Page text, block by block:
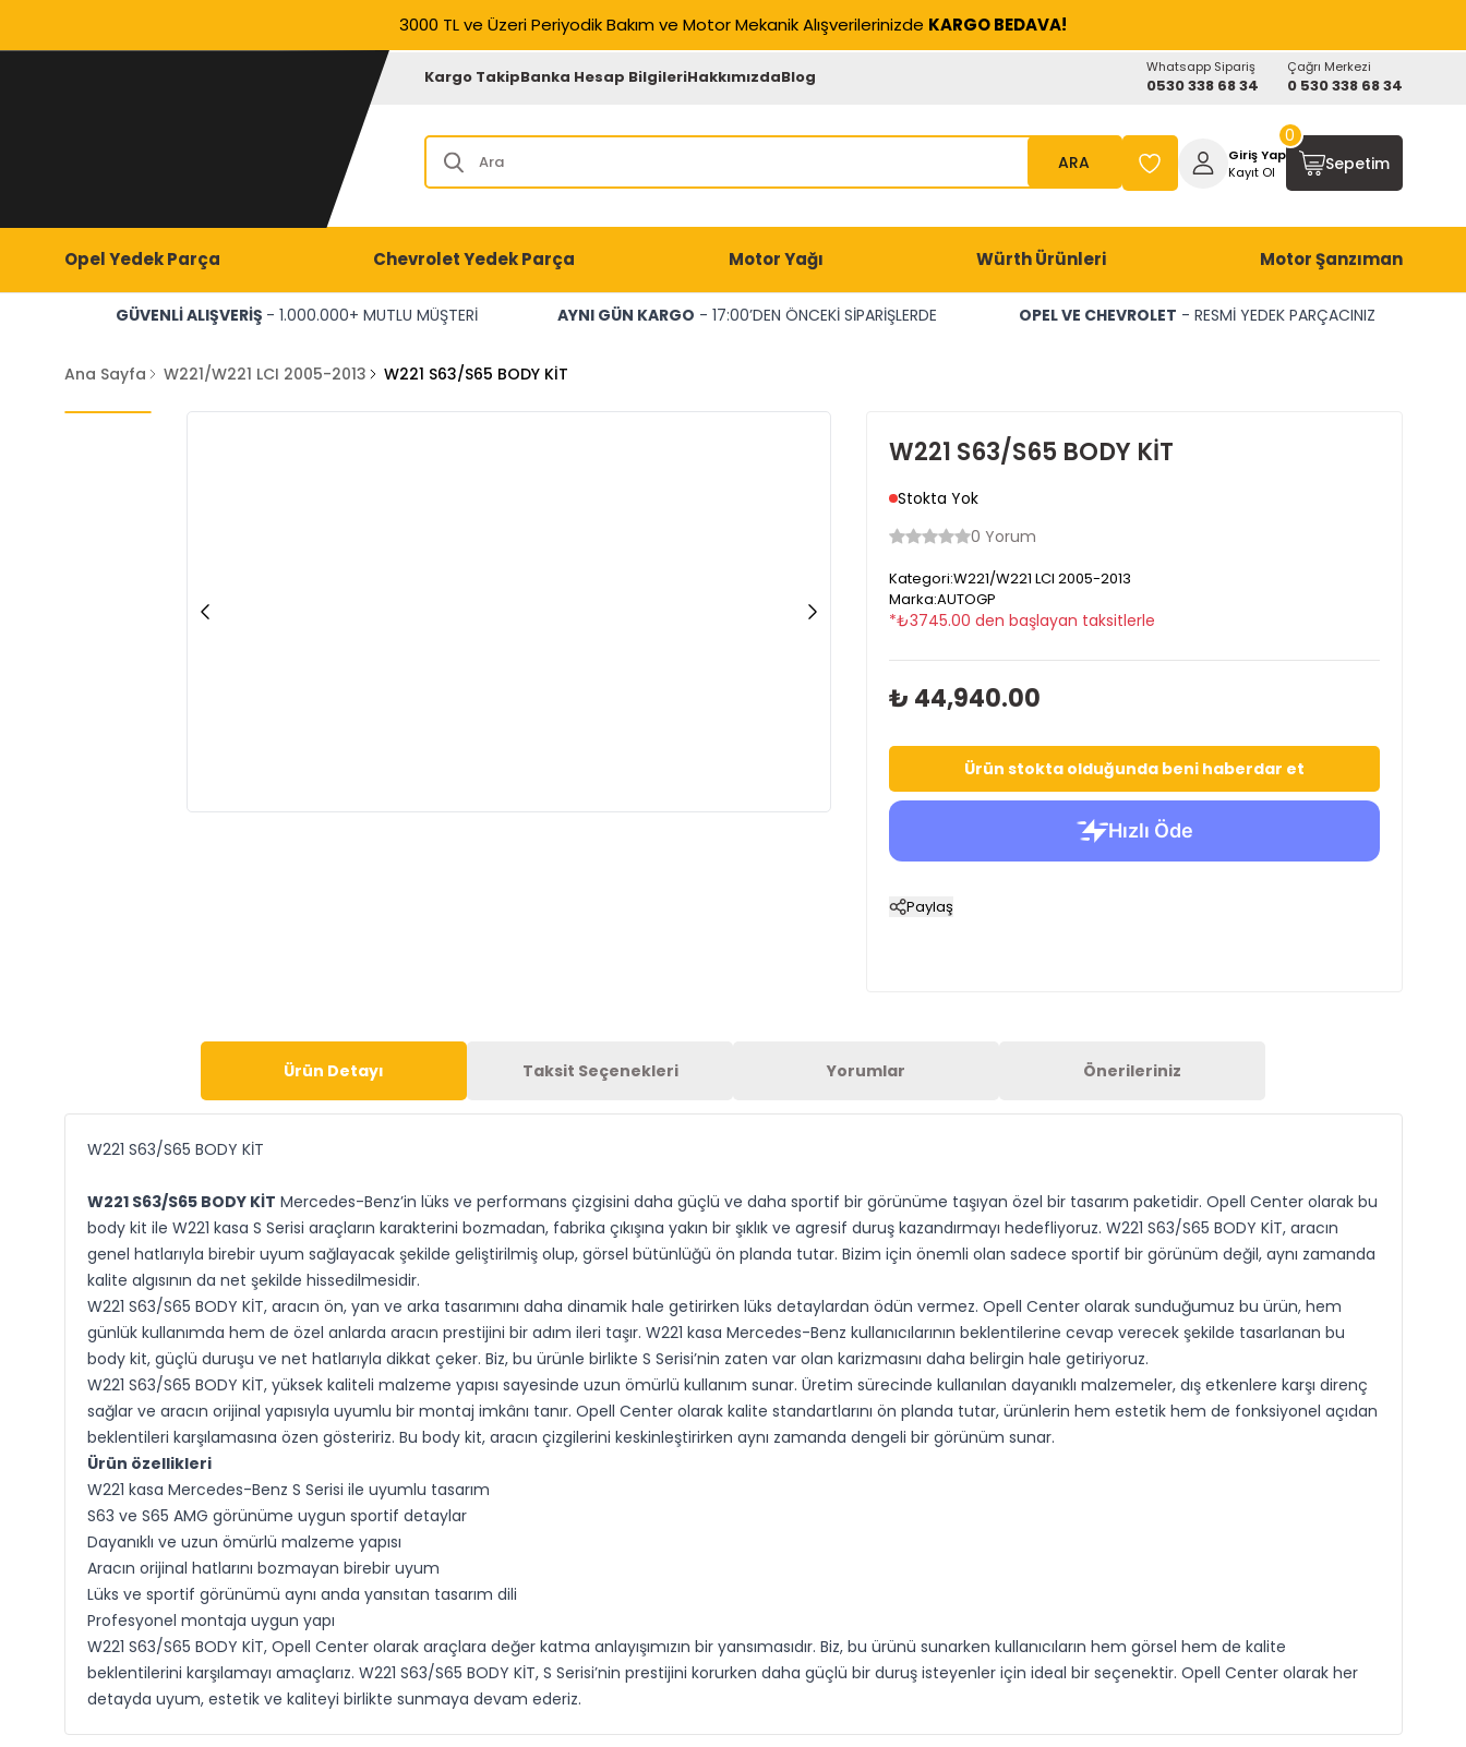
3000 TL ve Üzeri Periyodik Bakım ve Motor Mekanik Alışverilerinizde KARGO BEDAVA!
Kargo TakipBanka Hesap BilgileriHakkımızdaBlog Whatsapp Sipariş
0530 338 68 34
Çağrı Merkezi
0 530 338 68 34
ARA
Giriş Yap
Kayıt Ol
Sepetim
0
Opel Yedek Parça Chevrolet Yedek Parça Motor Yağı Würth Ürünleri Motor Şanzıman
GÜVENLİ ALIŞVERİŞ - 1.000.000+ MUTLU MÜŞTERİ AYNI GÜN KARGO - 17:00’DEN ÖNCEKİ SİPARİŞLERDE OPEL VE CHEVROLET - RESMİ YEDEK PARÇACINIZ
Ana Sayfa W221/W221 LCI 2005-2013 W221 S63/S65 BODY KİT
W221 S63/S65 BODY KİT
Stokta Yok
0 Yorum
Kategori:W221/W221 LCI 2005-2013
Marka:AUTOGP
*₺3745.00 den başlayan taksitlerle
₺ 44,940.00
Ürün stokta olduğunda beni haberdar et
Paylaş
Ürün Detayı Taksit Seçenekleri Yorumlar Önerileriniz
W221 S63/S65 BODY KİT
W221 S63/S65 BODY KİT Mercedes-Benz’in lüks ve performans çizgisini daha güçlü ve daha sportif bir görünüme taşıyan özel bir tasarım paketidir. Opell Center olarak bu
body kit ile W221 kasa S Serisi araçların karakterini bozmadan, fabrika çıkışına yakın bir şıklık ve agresif duruş kazandırmayı hedefliyoruz. W221 S63/S65 BODY KİT, aracın
genel hatlarıyla birebir uyum sağlayacak şekilde geliştirilmiş olup, görsel bütünlüğü ön planda tutar. Bizim için önemli olan sadece sportif bir görünüm değil, aynı zamanda
kalite algısının da net şekilde hissedilmesidir.
W221 S63/S65 BODY KİT, aracın ön, yan ve arka tasarımını daha dinamik hale getirirken lüks detaylardan ödün vermez. Opell Center olarak sunduğumuz bu ürün, hem
günlük kullanımda hem de özel anlarda aracın prestijini bir adım ileri taşır. W221 kasa Mercedes-Benz kullanıcılarının beklentilerine cevap verecek şekilde tasarlanan bu
body kit, güçlü duruşu ve net hatlarıyla dikkat çeker. Biz, bu ürünle birlikte S Serisi’nin zaten var olan karizmasını daha belirgin hale getiriyoruz.
W221 S63/S65 BODY KİT, yüksek kaliteli malzeme yapısı sayesinde uzun ömürlü kullanım sunar. Üretim sürecinde kullanılan dayanıklı malzemeler, dış etkenlere karşı direnç
sağlar ve aracın orijinal yapısıyla uyumlu bir montaj imkânı tanır. Opell Center olarak kalite standartlarını ön planda tutar, ürünlerin hem estetik hem de fonksiyonel açıdan
beklentileri karşılamasına özen gösteririz. Bu body kit, aracın çizgilerini keskinleştirirken aynı zamanda dengeli bir görünüm sunar.
Ürün özellikleri
W221 kasa Mercedes-Benz S Serisi ile uyumlu tasarım
S63 ve S65 AMG görünüme uygun sportif detaylar
Dayanıklı ve uzun ömürlü malzeme yapısı
Aracın orijinal hatlarını bozmayan birebir uyum
Lüks ve sportif görünümü aynı anda yansıtan tasarım dili
Profesyonel montaja uygun yapı
W221 S63/S65 BODY KİT, Opell Center olarak araçlara değer katma anlayışımızın bir yansımasıdır. Biz, bu ürünü sunarken kullanıcıların hem görsel hem de kalite
beklentilerini karşılamayı amaçlarız. W221 S63/S65 BODY KİT, S Serisi’nin prestijini korurken daha güçlü bir duruş isteyenler için ideal bir seçenektir. Opell Center olarak her
detayda uyum, estetik ve kaliteyi birlikte sunmaya devam ederiz.